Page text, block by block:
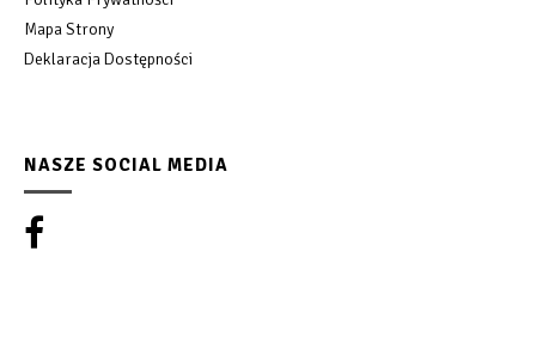
Mapa Strony
Deklaracja Dostępności
NASZE SOCIAL MEDIA